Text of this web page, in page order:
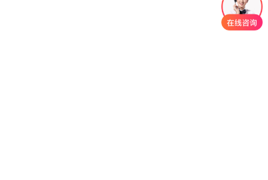
被追着补记录，财务部打电话催设备部更新台账。表格越
角，跟随
格里一步
开始就是